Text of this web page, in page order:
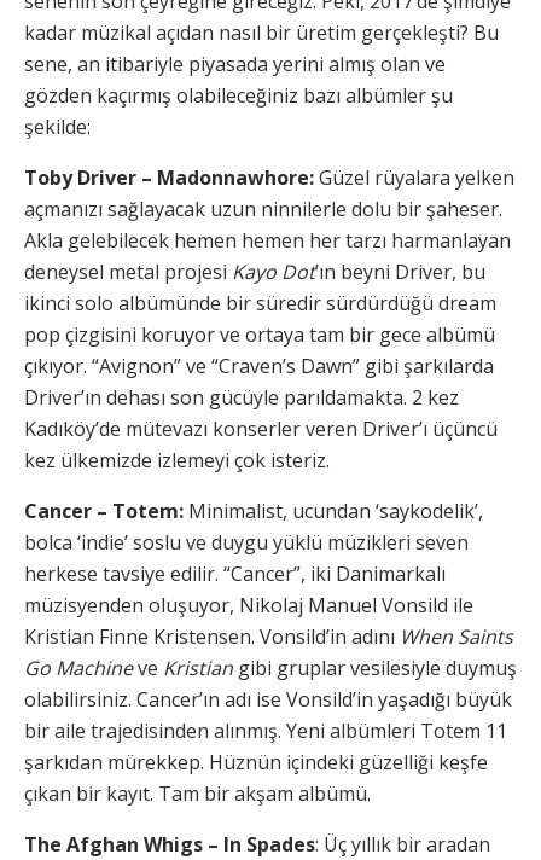
kadar müzikal açıdan nasıl bir üretim gerçekleşti? Bu
sene, an itibariyle piyasada yerini almış olan ve
gözden kaçırmış olabileceğiniz bazı albümler şu
şekilde:
Toby Driver – Madonnawhore:Güzel rüyalara yelken
açmanızı sağlayacak uzun ninnilerle dolu bir şaheser.
Akla gelebilecek hemen hemen her tarzı harmanlayan
deneysel metal projesi Kayo Dot’ın beyni Driver, bu
ikinci solo albümünde bir süredir sürdürdüğü dream
pop çizgisini koruyor ve ortaya tam bir gece albümü
çıkıyor. “Avignon” ve “Craven’s Dawn” gibi şarkılarda
Driver’ın dehası son gücüyle parıldamakta. 2 kez
Kadıköy’de mütevazı konserler veren Driver’ı üçüncü
kez ülkemizde izlemeyi çok isteriz.
Cancer – Totem: Minimalist, ucundan ‘saykodelik’,
bolca ‘indie’ soslu ve duygu yüklü müzikleri seven
herkese tavsiye edilir. “Cancer”, iki Danimarkalı
müzisyenden oluşuyor, Nikolaj Manuel Vonsild ile
Kristian Finne Kristensen. Vonsild’in adını When Saints
Go Machineve Kristian gibi gruplar vesilesiyle duymuş
olabilirsiniz. Cancer’ın adı ise Vonsild’in yaşadığı büyük
bir aile trajedisinden alınmış. Yeni albümleri Totem 11
şarkıdan mürekkep. Hüznün içindeki güzelliği keşfe
çıkan bir kayıt. Tam bir akşam albümü.
The Afghan Whigs – In Spades: Üç yıllık bir aradan